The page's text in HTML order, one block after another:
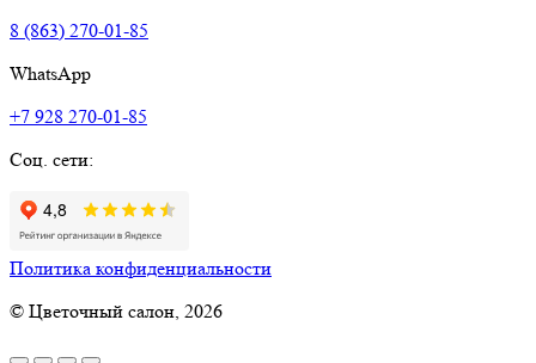
8 (863) 270-01-85
WhatsApp
+7 928 270-01-85
Соц. сети:
Политика конфиденциальности
© Цветочный салон, 2026